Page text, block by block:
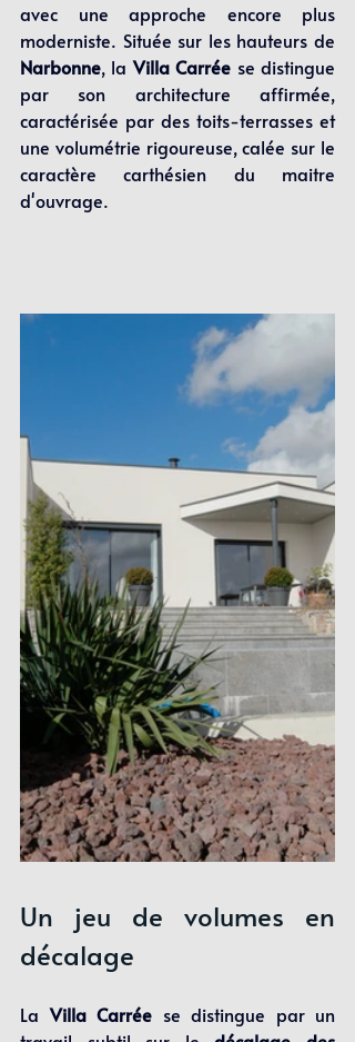
avec une approche encore plus
Narbonne, la Villa Carrée se distingue
par son architecture affirmée,
caractérisée par des toits-terrasses et
une volumétrie rigoureuse, calée sur le
caractère carthésien du maitre
d'ouvrage.
Un jeu de volumes en
décalage
La Villa Carrée se distingue par un